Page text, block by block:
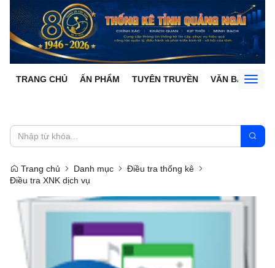
TRANG CHỦ ẤN PHẨM TUYÊN TRUYỀN VĂN BẢN
Trang chủ Danh mục
Điều tra thống kê
Điều tra XNK dịch vụ